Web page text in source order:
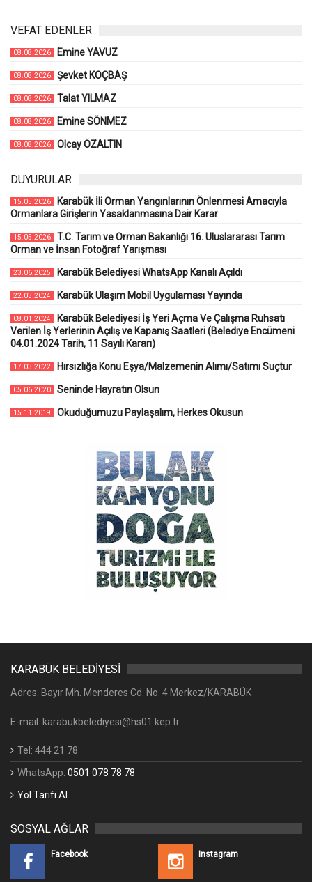
VEFAT EDENLER
08.08.2026 Emine YAVUZ
08.08.2026 Şevket KOÇBAŞ
08.08.2026 Talat YILMAZ
08.08.2026 Emine SÖNMEZ
08.08.2026 Olcay ÖZALTIN
DUYURULAR
15.05.2026
Karabük İli Orman Yangınlarının Önlenmesi Amacıyla
Ormanlara Girişlerin Yasaklanmasına Dair Karar
15.05.2026
T.C. Tarım ve Orman Bakanlığı 16. Uluslararası Tarım
Orman ve İnsan Fotoğraf Yarışması
23.06.2025 Karabük Belediyesi WhatsApp Kanalı Açıldı
22.03.2024 Karabük Ulaşım Mobil Uygulaması Yayında
08.01.2024
Karabük Belediyesi İş Yeri Açma Ve Çalışma Ruhsatı
Verilen İş Yerlerinin Açılış ve Kapanış Saatleri (Belediye Encümeni
04.01.2024 Tarih, 11 Sayılı Kararı)
17.03.2022 Hırsızlığa Konu Eşya/Malzemenin Alımı/Satımı Suçtur
05.06.2020 Seninde Hayratın Olsun
15.11.2019 Okuduğumuzu Paylaşalım, Herkes Okusun
KARABÜK BELEDİYESİ
Adres: Bayır Mh. Menderes Cd. No: 4 Merkez/KARABÜK
E-mail: karabukbelediyesi@hs01.kep.tr
Tel: 444 21 78
WhatsApp: 0501 078 78 78
Yol Tarifi Al
SOSYAL AĞLAR
Facebook Instagram